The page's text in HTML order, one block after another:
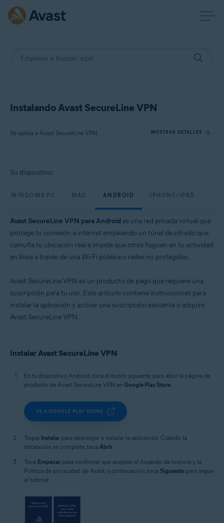
Instalando Avast SecureLine VPN
Se aplica a Avast SecureLine VPN MOSTRAR DETALLES
Productos:
Windows, macOS, Android, iOS
Su dispositivo:
WINDOWS PC MAC ANDROID IPHONE/IPAD
Avast SecureLine VPN para Android es una red privada virtual que
protege tu conexión a internet empleando un túnel de cifrado que
camufla tu ubicación real e impide que otros fisguen en tu actividad
en línea a través de una Wi-Fi pública o redes no protegidas.
Avast SecureLine VPN es un producto de pago que requiere una
suscripción para tu uso. Este artículo contiene instrucciones para
instalar la aplicación y activar una suscripción existente o adquirir
Avast SecureLine VPN.
Instalar Avast SecureLine VPN
En tu dispositivo Android, toca el botón siguiente para abrir la página de
producto de Avast SecureLine VPN en Google Play Store.
VE A GOOGLE PLAY STORE
Toque Instalar para descargar e instalar la aplicación. Cuando la
instalación se complete, toca Abrir.
Toca Empezar para confirmar que aceptas el Acuerdo de licencia y la
Política de privacidad de Avast; a continuación, toca Siguiente para seguir
el tutorial.